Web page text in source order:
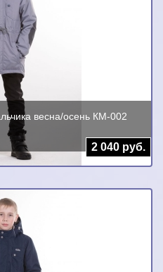
весна/осень КМ-002
2 040 руб.